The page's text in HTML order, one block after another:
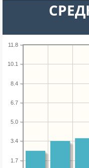
1.7
3.4
5.0
6.7
8.4
10.1
11.8